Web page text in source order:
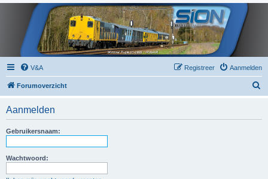
V&A Aanmelden
Registreer
Forumoverzicht
Aanmelden
Gebruikersnaam:
Wachtwoord: